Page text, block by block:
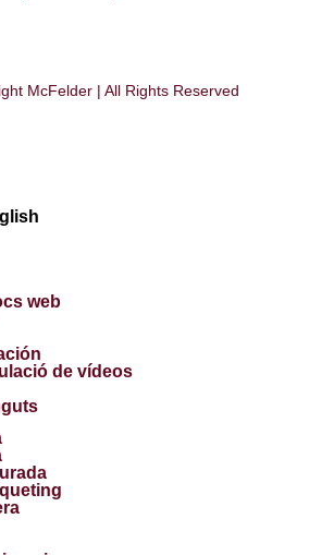
McFelder | All Rights Reserved
web
de vídeos